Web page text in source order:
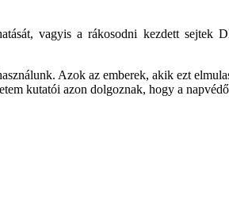
vagyis a rákosodni kezdett sejtek
Azok az emberek, akik ezt
kutatói azon dolgoznak, hogy a